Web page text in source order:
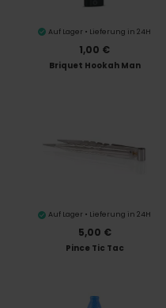
Auf Lager • Lieferung in 24H
1,00 €
Briquet Hookah Man
Auf Lager • Lieferung in 24H
5,00 €
Pince Tic Tac